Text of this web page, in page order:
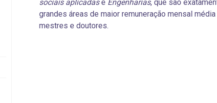
sociais aplicadase Engenharias, que são
grandes áreas de maior remuneração mensal
mestres e doutores.